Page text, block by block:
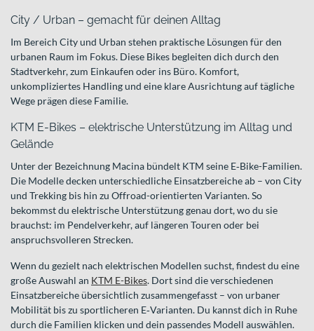
City / Urban – gemacht für deinen Alltag
Im Bereich City und Urban stehen praktische Lösungen für den
urbanen Raum im Fokus. Diese Bikes begleiten dich durch den
Stadtverkehr, zum Einkaufen oder ins Büro. Komfort,
unkompliziertes Handling und eine klare Ausrichtung auf tägliche
Wege prägen diese Familie.
KTM E-Bikes – elektrische Unterstützung im Alltag und
Gelände
Unter der Bezeichnung Macina bündelt KTM seine E‑Bike-Familien.
Die Modelle decken unterschiedliche Einsatzbereiche ab – von City
und Trekking bis hin zu Offroad-orientierten Varianten. So
bekommst du elektrische Unterstützung genau dort, wo du sie
brauchst: im Pendelverkehr, auf längeren Touren oder bei
anspruchsvolleren Strecken.
Wenn du gezielt nach elektrischen Modellen suchst, findest du eine
große Auswahl an KTM E-Bikes. Dort sind die verschiedenen
Einsatzbereiche übersichtlich zusammengefasst – von urbaner
Mobilität bis zu sportlicheren E‑Varianten. Du kannst dich in Ruhe
durch die Familien klicken und dein passendes Modell auswählen.